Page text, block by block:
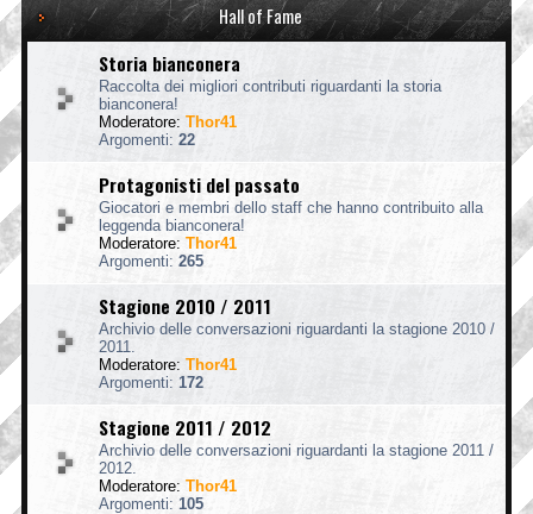
Hall of Fame
Storia bianconera
Raccolta dei migliori contributi riguardanti la storia
bianconera!
Moderatore: Thor41
Argomenti: 22
Protagonisti del passato
Giocatori e membri dello staff che hanno contribuito alla
leggenda bianconera!
Moderatore: Thor41
Argomenti: 265
Stagione 2010 / 2011
Archivio delle conversazioni riguardanti la stagione 2010 /
2011.
Moderatore: Thor41
Argomenti: 172
Stagione 2011 / 2012
Archivio delle conversazioni riguardanti la stagione 2011 /
2012.
Moderatore: Thor41
Argomenti: 105